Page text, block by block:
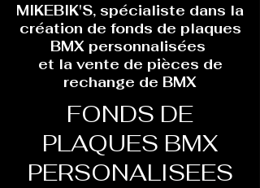
MIKEBIK'S, spécialiste dans la
création de fonds de plaques
BMX personnalisées
et la vente de pièces de
rechange de BMX
FONDS DE
PLAQUES BMX
PERSONALISEES